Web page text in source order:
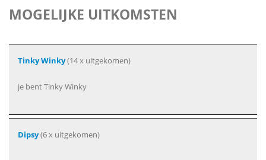
MOGELIJKE UITKOMSTEN
Tinky Winky(14 x uitgekomen)
je bent Tinky Winky
Dipsy(6 x uitgekomen)